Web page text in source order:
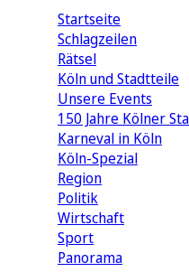
Startseite
Schlagzeilen
Rätsel
Köln und Stadtteile
Unsere Events
150 Jahre Kölner
Karneval in Köln
Köln-Spezial
Region
Politik
Wirtschaft
Sport
Panorama